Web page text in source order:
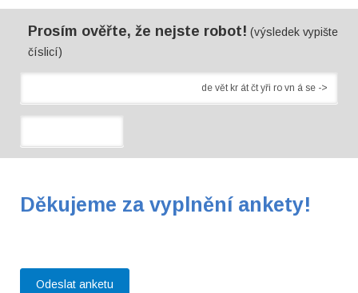
Prosím ověřte, že nejste robot! (výsledek vypište
číslicí)
Děkujeme za vyplnění ankety!